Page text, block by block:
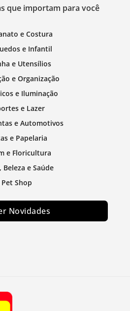
que importam para você
e Costura
e Infantil
e Utensílios
e Organização
e Iluminação
e Lazer
e Automotivos
e Papelaria
e Floricultura
Beleza e Saúde
Pet Shop
Novidades